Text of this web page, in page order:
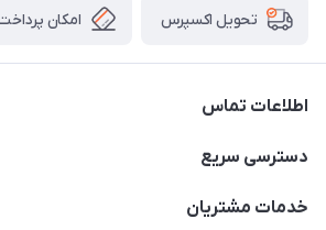
تحویل اکسپرس امکان
اطلاعات تماس
04432336021
دسترسی سریع
حساب کاربری
خدمات مشتریان